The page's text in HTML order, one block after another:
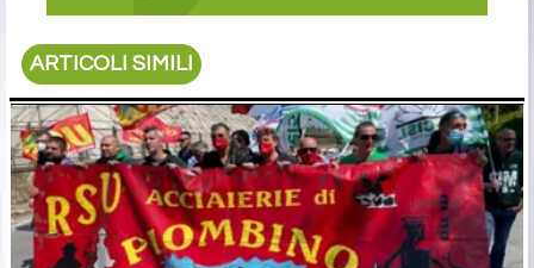
ARTICOLI SIMILI